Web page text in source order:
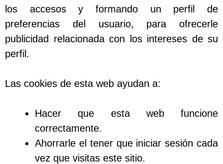
los accesos y formando un perfil de
preferencias del usuario, para ofrecerle
publicidad relacionada con los intereses de su
perfil.
Las cookies de esta web ayudan a:
Hacer que esta web funcione
correctamente.
Ahorrarle el tener que iniciar sesión cada
vez que visitas este sitio.